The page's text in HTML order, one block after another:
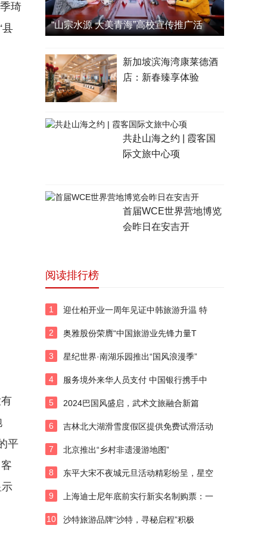
琦
县
平
“山宗水源 大美青海”高校宣传推广活
新加坡滨海湾康莱德酒
店：新春臻享体验
共赴山海之约 | 霞客国
际文旅中心项
首届WCE世界营地博览
会昨日在安吉开
阅读排行榜
1 迎仕柏开业一周年见证中韩旅游升温 特
2 奥雅股份荣膺“中国旅游业先锋力量T
3 星纪世界·南湖乐园推出“国风浪漫季”
4 服务境外来华人员支付 中国银行携手中
5 2024巴国风盛启，武术文旅融合新篇
6 吉林北大湖滑雪度假区提供免费试滑活动
7 北京推出“乡村非遗漫游地图”
8 东平大宋不夜城元旦活动精彩纷呈，星空
9 上海迪士尼年底前实行新实名制购票：一
10 沙特旅游品牌“沙特，寻秘启程”积极